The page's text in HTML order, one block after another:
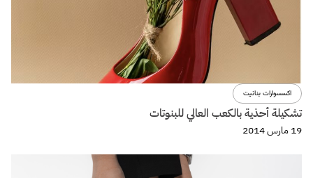
اكسسوارات بنانيت
تشكيلة أحذية بالكعب العالي للبنوتات
19 مارس 2014